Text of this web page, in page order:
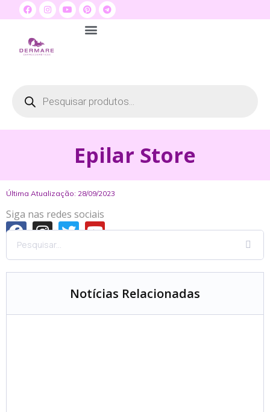
Epilar Store
Última Atualização: 28/09/2023
Siga nas redes sociais
Notícias Relacionadas